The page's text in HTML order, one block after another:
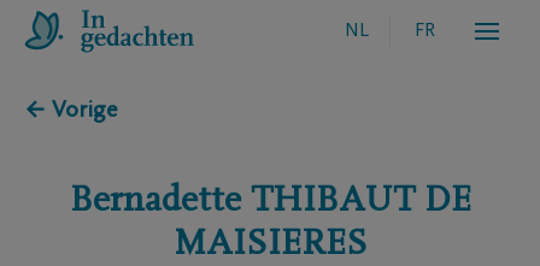
NL FR
← Vorige
Bernadette THIBAUT DE
MAISIERES